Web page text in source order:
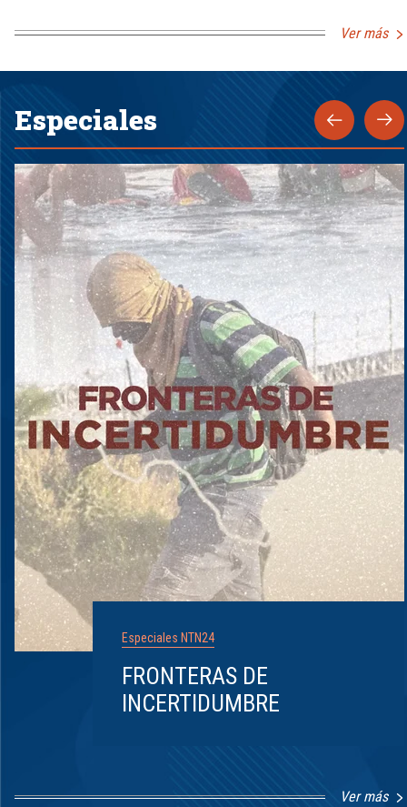
Ver más
Especiales
Especiales NTN24
FRONTERAS DE
INCERTIDUMBRE
Ver más